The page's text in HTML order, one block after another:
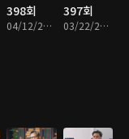
398회
04/12/2026 • 43분
397회
03/22/2026 • 49분